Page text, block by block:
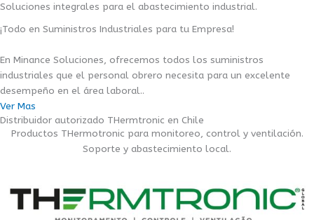
Soluciones integrales para el abastecimiento industrial.
¡Todo en Suministros Industriales para tu Empresa!
En Minance Soluciones, ofrecemos todos los suministros
industriales que el personal obrero necesita para un excelente
desempeño en el área laboral..
Ver Mas
Distribuidor autorizado THermtronic en Chile
Productos THermotronic para monitoreo, control y ventilación.
Soporte y abastecimiento local.